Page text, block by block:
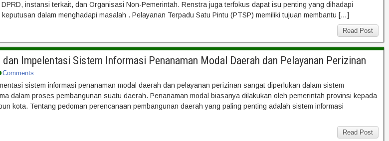
instansi terkait, dan Organisasi Non-Pemerintah. Renstra juga terfokus dapat isu penting yang dihadapi
dalam menghadapi masalah . Pelayanan Terpadu Satu Pintu (PTSP) memiliki tujuan membantu […]
Read Post
dan Impelentasi Sistem Informasi Penanaman Modal Daerah dan Pelayanan Perizinan
Comments
sistem informasi penanaman modal daerah dan pelayanan perizinan sangat diperlukan dalam sistem
dalam proses pembangunan suatu daerah. Penanaman modal biasanya dilakukan oleh pemerintah provinsi kepada
kota. Tentang pedoman perencanaan pembangunan daerah yang paling penting adalah sistem informasi
Read Post